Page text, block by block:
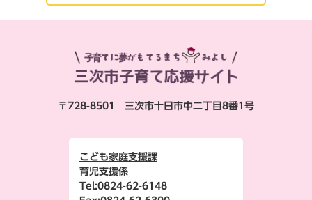
〒728-8501 三次市十日市中二丁目8番1号
こども家庭支援課
育児支援係
Tel:0824-62-6148